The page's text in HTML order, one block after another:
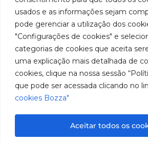
usados e as informações sejam
pode gerenciar a utilização dos
"Configurações de cookies" e
categorias de cookies que aceita
uma explicação mais detalhada de
cookies, clique na nossa sessão
que pode ser acessada clicando no
cookies Bozza"
Aceitar todos os
lubricación
abastecimiento
de
América
del
Sur.
Sea un
Representante
Trabaje con
São
SP
CEP:
001
con
SAC: